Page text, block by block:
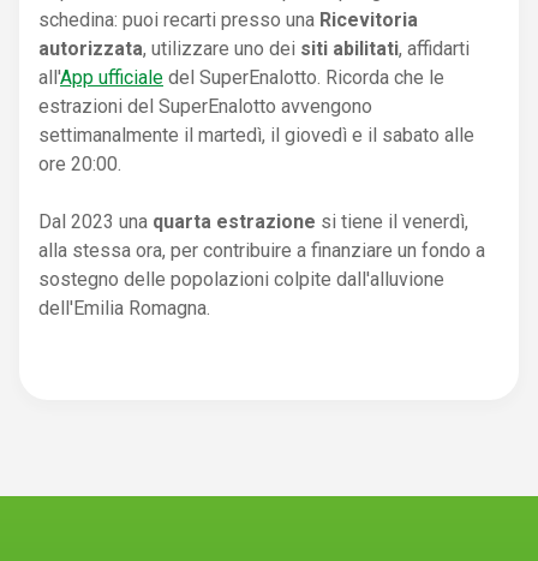
schedina: puoi recarti presso una Ricevitoria
autorizzata, utilizzare uno dei siti abilitati, affidarti
all'App ufficiale del SuperEnalotto. Ricorda che le
estrazioni del SuperEnalotto avvengono
settimanalmente il martedì, il giovedì e il sabato alle
ore 20:00.
Dal 2023 una quarta estrazione si tiene il venerdì,
alla stessa ora, per contribuire a finanziare un fondo a
sostegno delle popolazioni colpite dall'alluvione
dell'Emilia Romagna.